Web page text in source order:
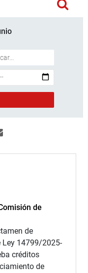
de
de
Ley 14799/2025-
créditos
de